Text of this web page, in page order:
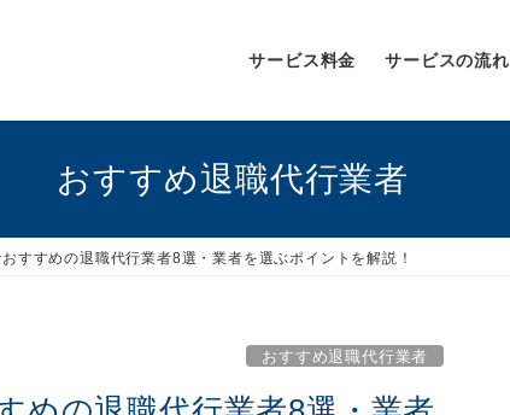
サービス料金 サービスの流れ
おすすめ退職代行業者
すすめの退職代行業者8選・業者を選ぶポイントを解説！
おすすめ退職代行業者